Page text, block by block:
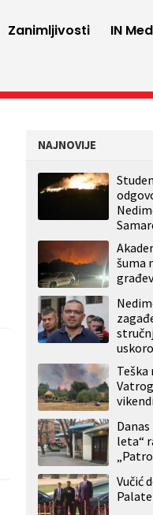
Zanimljivosti
IN
NAJNOVIJE
šuma
Teška
leta“
Vučić